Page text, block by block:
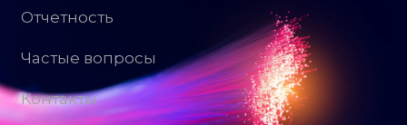
Отчетность
Частые вопросы
Контакты